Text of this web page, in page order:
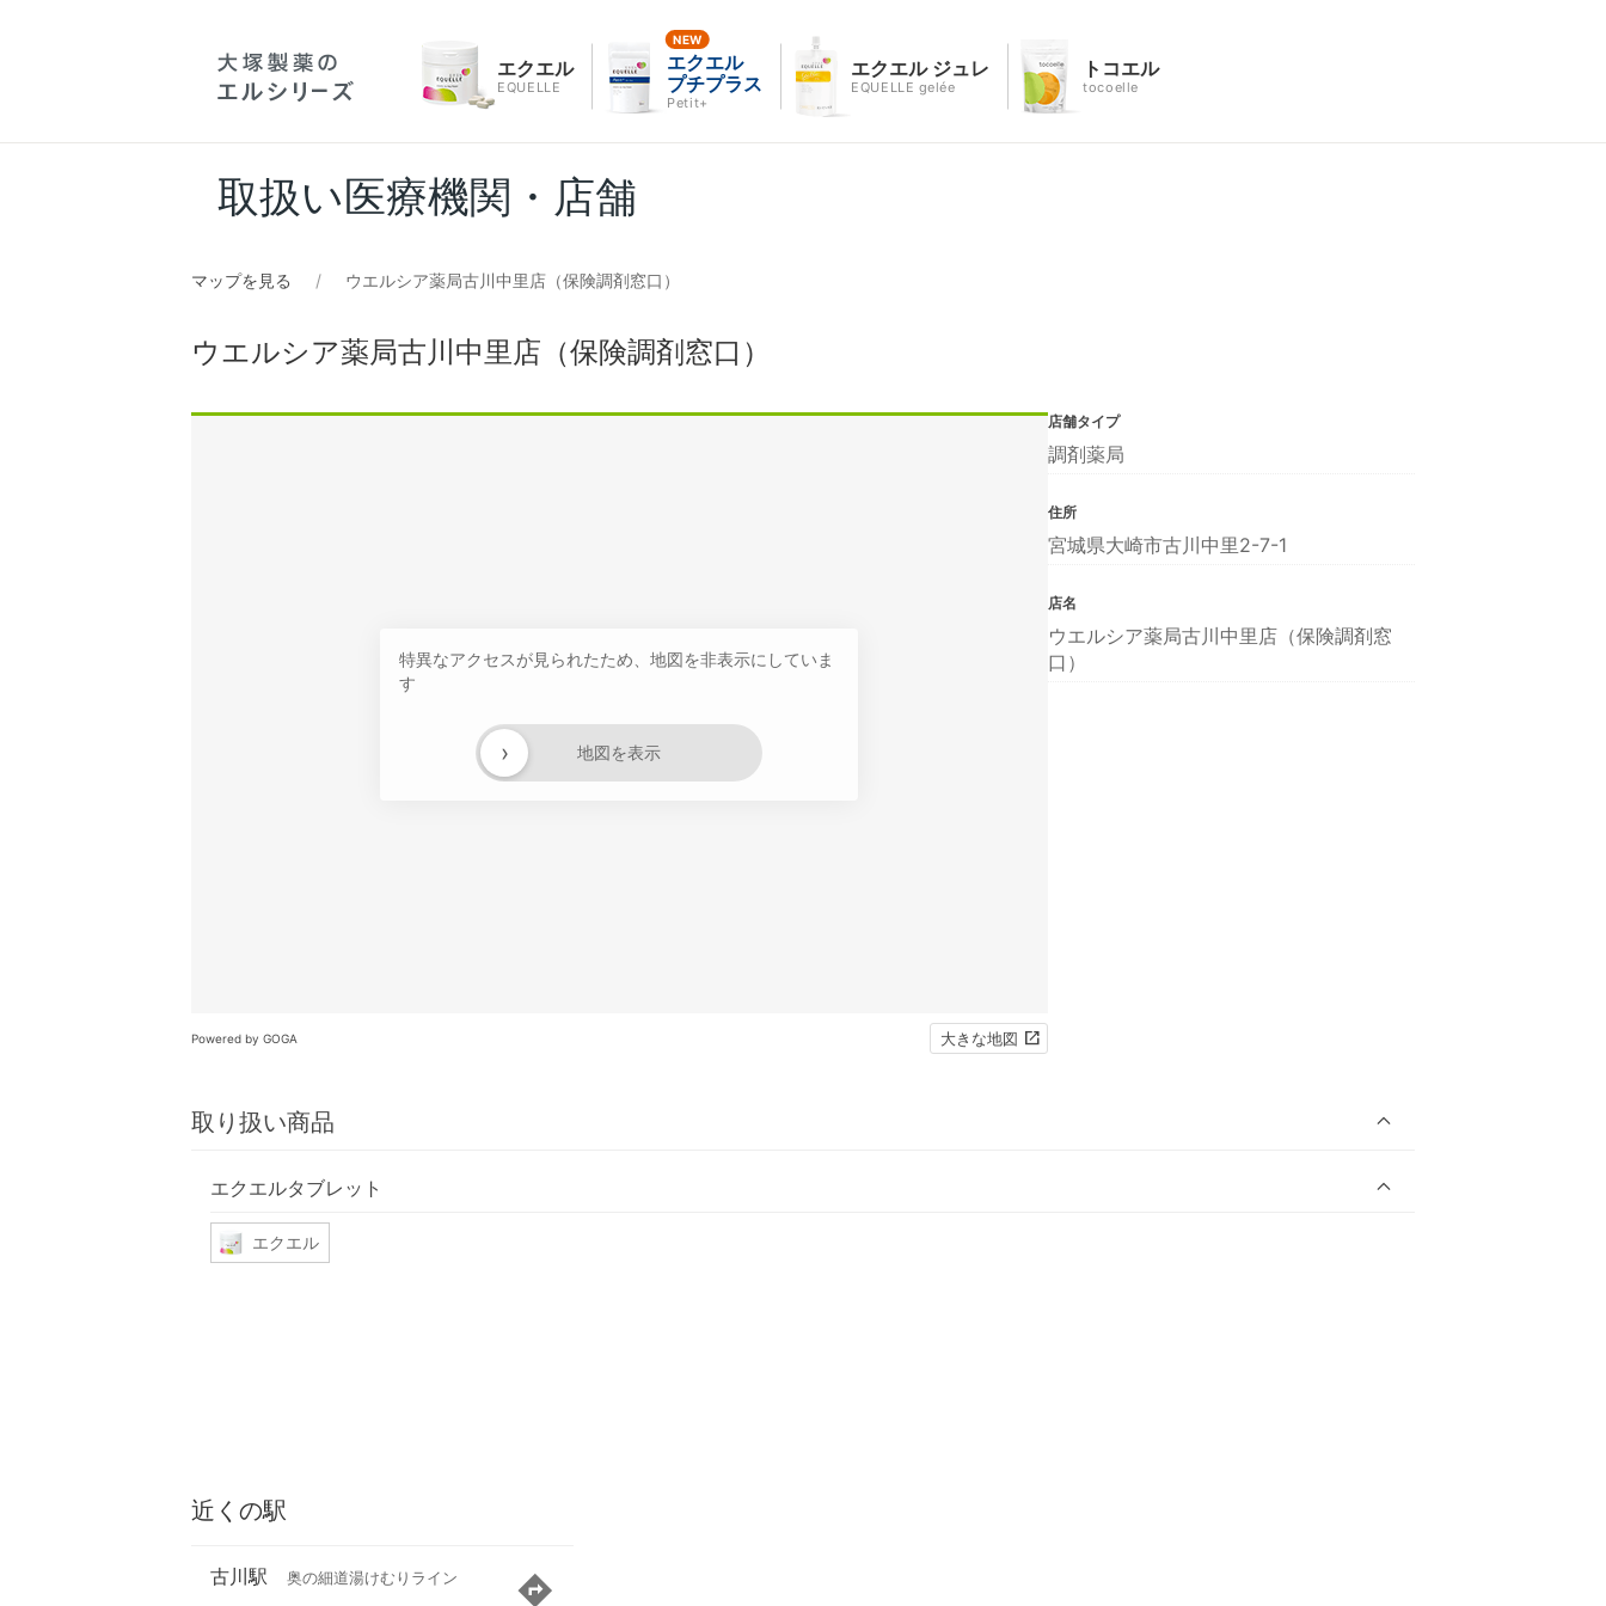
エクエル
EQUELLE
エクエル
プチプラス
Petit+
エクエル ジュレ
EQUELLE gelée
トコエル
tocoelle
取扱い医療機関・店舗
マップを見る ウエルシア薬局古川中里店（保険調剤窓口）
ウエルシア薬局古川中里店（保険調剤窓口）
特異なアクセスが見られたため、地図を非表示にしていま
す
地図を表示
›
Powered by GOGA 大きな地図
取り扱い商品
エクエルタブレット
エクエル
店舗タイプ
調剤薬局
住所
宮城県大崎市古川中里2-7-1
店名
ウエルシア薬局古川中里店（保険調剤窓
口）
近くの駅
古川駅 奥の細道湯けむりライン